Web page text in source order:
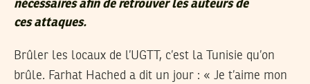
nécessaires afin de retrouver les auteurs de
ces attaques.
Brûler les locaux de l’UGTT, c’est la Tunisie qu’on
brûle. Farhat Hached a dit un jour : « Je t’aime mon